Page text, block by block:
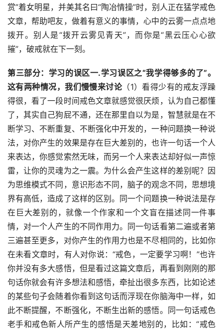
赏”着女明星，并美其名曰“陶冶情操”时，别人正在猛学戒色
文章，帮助吧友，做着有意义的事情，心中的云雾一点点地
拨开。别人是“拨开云雾见青天”，而你是“黑云压心心欲
摧”，破戒就在下一刻。
第三部分：学习的误区一.学习误区之“我学得够多的了”。
这有两种情况，我们慢慢来讨论（1）看得少有的戒友浮躁
得很，看了一段时间戒色文章就感觉很厌烦，认为自己都懂
了，其实自己狗屁不通，还在那里自以为是，智慧就是在不
断学习、不断重复、不断强化中开发的，一种问题换一种说
法，对你产生的效果是存在巨大差别的，也许一句话一个人
来表达，你感觉索然无味，而另一个人来表达却好似一声惊
雷，让你的灵魂为之一震。为什么会产生这样的差别呢？因
为思维模式不同，意识形态不同，脑子的观念不同，思想境
界有高低，造成了这样的区别。同一个问题换一种说法是存
在巨大差别的，就像一个作家和一个文盲在描述同一件事
情，对一个人产生的不同作用力。同一句话看第二遍或者第
三遍甚至更多，对你产生的作用力也是不尽相同的，比如你
在未看文章时，有人对你说：“戒色，一定要学习啊！”也许
你并没有多大感悟，但是看过这篇文章后，再看到刚刚的那
句话你就会有许多想法和感悟，牵扯出很多东西，比如论述
的某些句子会随着你看到这句话而浮现在你脑海中一样，如
此不断提醒，不断强化，不断生出新的感悟。同一句话戒色
老手和戒色新人所产生的感悟是天差地别的，比如：“戒色